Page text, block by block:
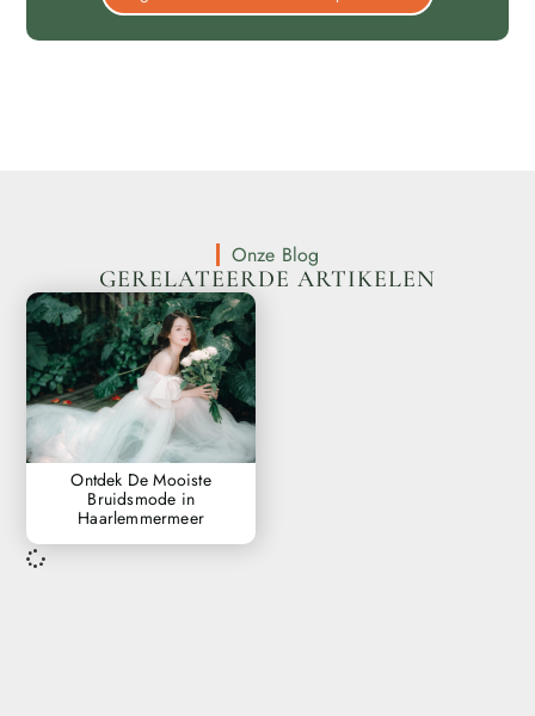
Onze Blog
GERELATEERDE ARTIKELEN
Ontdek De Mooiste
Bruidsmode in
Haarlemmermeer